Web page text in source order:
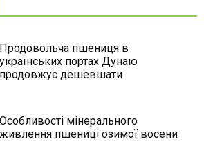
Продовольча пшениця в
українських портах Дунаю
продовжує дешевшати
Особливості мінерального
живлення пшениці озимої восени